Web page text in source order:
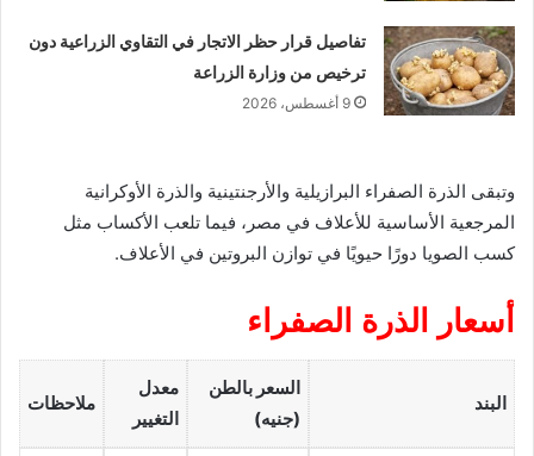
تفاصيل قرار حظر الاتجار في التقاوي الزراعية دون
ترخيص من وزارة الزراعة
9 أغسطس، 2026
وتبقى الذرة الصفراء البرازيلية والأرجنتينية والذرة الأوكرانية
المرجعية الأساسية للأعلاف في مصر، فيما تلعب الأكساب مثل
كسب الصويا دورًا حيويًا في توازن البروتين في الأعلاف.
أسعار الذرة الصفراء
البند
السعر بالطن
(جنيه)
معدل
التغيير
ملاحظات